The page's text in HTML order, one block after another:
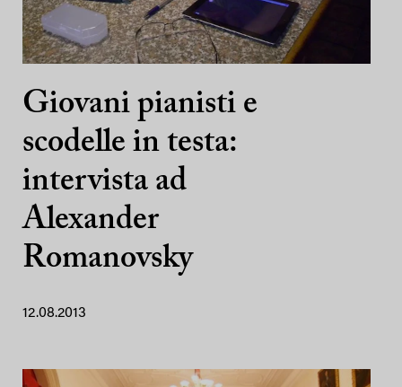
Giovani pianisti e
scodelle in testa:
intervista ad
Alexander
Romanovsky
12.08.2013